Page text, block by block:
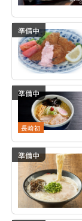
長崎初